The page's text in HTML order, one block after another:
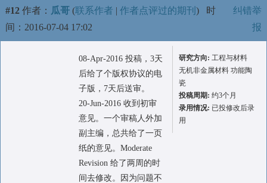
#12 作者： 瓜哥 (联系作者 | 作者点评过的期刊 ) 时
间：2016-07-04 17:02
纠错举
报
08-Apr-2016 投稿，3天
后给了个版权协议的电
子版，7天后送审。
20-Jun-2016 收到初审
意见。一个审稿人外加
副主编，总共给了一页
纸的意见。Moderate
Revision 给了两周的时
间去修改。因为问题不
研究方向: 工程与材料
无机非金属材料 功能陶
瓷
投稿周期: 约3个月
录用情况: 已投修改后录
用